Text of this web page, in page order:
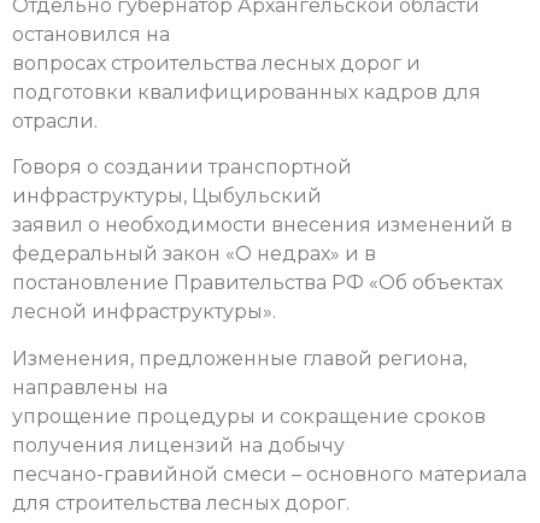
Отдельно губернатор Архангельской области
остановился на
вопросах строительства лесных дорог и
подготовки квалифицированных кадров для
отрасли.
Говоря о создании транспортной
инфраструктуры, Цыбульский
заявил о необходимости внесения изменений в
федеральный закон «О недрах» и в
постановление Правительства РФ «Об объектах
лесной инфраструктуры».
Изменения, предложенные главой региона,
направлены на
упрощение процедуры и сокращение сроков
получения лицензий на добычу
песчано-гравийной смеси – основного материала
для строительства лесных дорог.